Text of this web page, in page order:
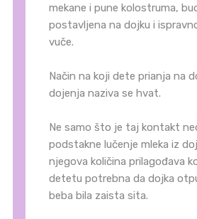
mekane i pune kolostruma,
postavljena na dojku i
vuče.
Način na koji dete prianja na
dojenja naziva se hvat.
Ne samo što je taj kontakt
podstakne lučenje mleka iz
njegova količina prilagođava
detetu potrebna da dojka
beba bila zaista sita.